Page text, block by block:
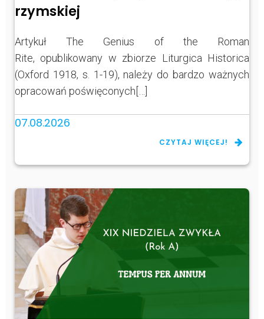
rzymskiej
Artykuł The Genius of the Roman
Rite, opublikowany w zbiorze Liturgica Historica
(Oxford 1918, s. 1-19), należy do bardzo ważnych
opracowań poświęconych[…]
07.08.2026
CZYTAJ WIĘCEJ!